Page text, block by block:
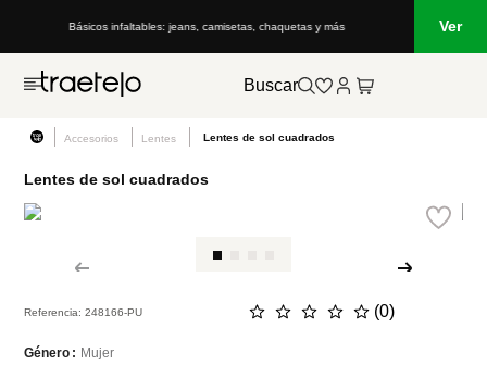
Básicos infaltables: jeans, camisetas, chaquetas y más Ver
Buscar
Accesorios Lentes Lentes de sol cuadrados
Lentes de sol cuadrados
Referencia:248166-PU ☆ ☆ ☆ ☆ ☆ (0)
Género Mujer